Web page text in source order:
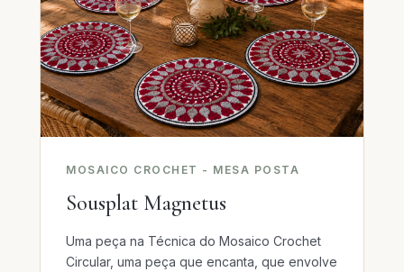
MOSAICO CROCHET - MESA POSTA
Sousplat Magnetus
Uma peça na Técnica do Mosaico Crochet
Circular, uma peça que encanta, que envolve